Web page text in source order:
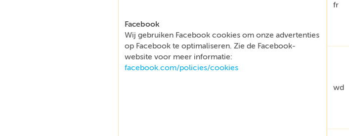
Facebook
Wij gebruiken Facebook cookies om onze advertenties
op Facebook te optimaliseren. Zie de Facebook-
website voor meer informatie:
facebook.com/policies/cookies
fr
wd